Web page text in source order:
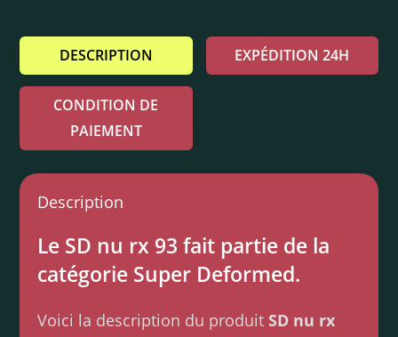
DESCRIPTION EXPÉDITION 24H
CONDITION DE
PAIEMENT
Description
Le SD nu rx 93 fait partie de la
catégorie Super Deformed.
Voici la description du produitSD nu rx